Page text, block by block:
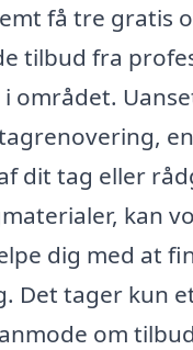
få tre gratis
tilbud fra
området.
dit tag eller
kan
dig med at
Det tager kun
om